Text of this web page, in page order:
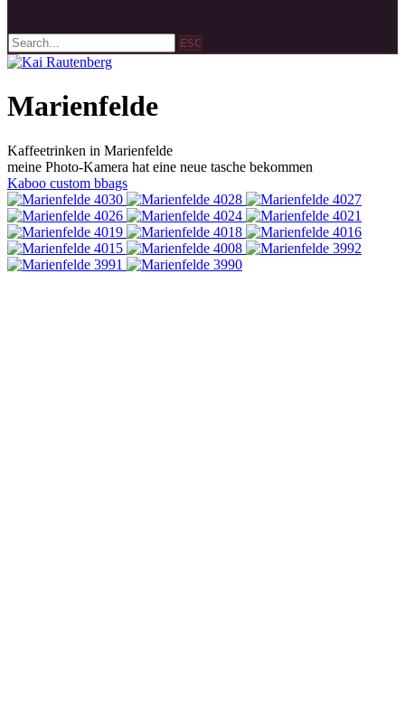
ESC
Marienfelde
Kaffeetrinken in Marienfelde
meine Photo-Kamera hat eine neue tasche bekommen
Kaboo custom bbags